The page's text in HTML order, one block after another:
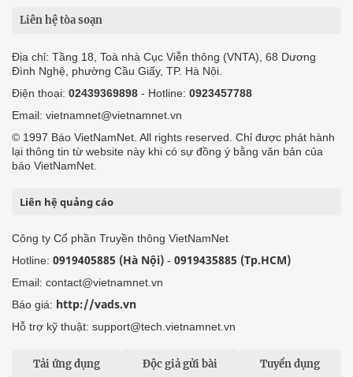
Liên hệ tòa soạn
Địa chỉ: Tầng 18, Toà nhà Cục Viễn thông (VNTA), 68 Dương
Đình Nghệ, phường Cầu Giấy, TP. Hà Nội.
Điện thoại: 02439369898 - Hotline: 0923457788
Email: vietnamnet@vietnamnet.vn
© 1997 Báo VietNamNet. All rights reserved. Chỉ được phát hành
lại thông tin từ website này khi có sự đồng ý bằng văn bản của
báo VietNamNet.
Liên hệ quảng cáo
Công ty Cổ phần Truyền thông VietNamNet
Hotline: 0919405885 (Hà Nội) - 0919435885 (Tp.HCM)
Email: contact@vietnamnet.vn
Báo giá: http://vads.vn
Hỗ trợ kỹ thuật: support@tech.vietnamnet.vn
Tải ứng dụng Độc giả gửi bài Tuyển dụng